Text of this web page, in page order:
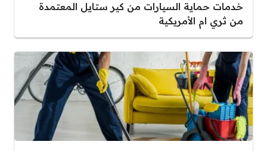
خدمات حماية السيارات من كير ستايل المعتمدة
من ثري ام الأمريكية